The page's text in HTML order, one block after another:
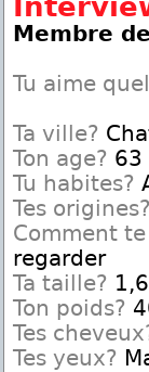
Membre
Tu aime
Ta ville?
Ton age? 63
Tu habites?
Tes origines?
Comment
regarder
Ta taille?
Ton poids?
Tes
Tes yeux?